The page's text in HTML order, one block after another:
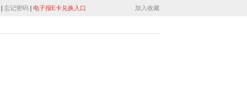
忘记密码 电子报E卡兑换入口 加入收藏